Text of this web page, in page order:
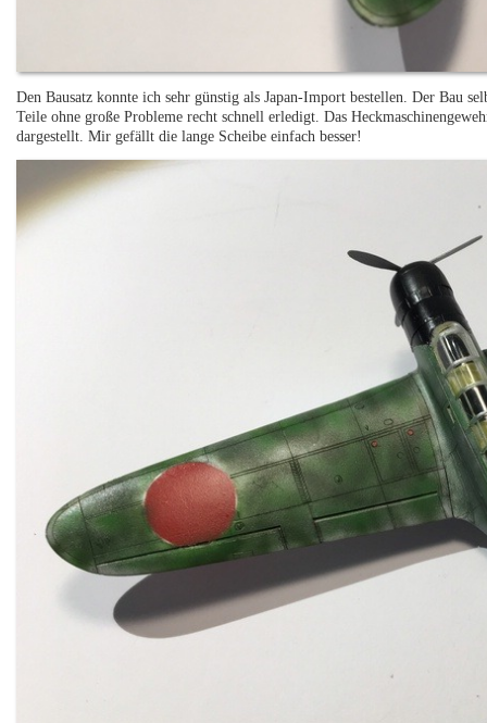
Den Bausatz konnte ich sehr günstig als Japan-Import bestellen. Der Bau
Teile ohne große Probleme recht schnell erledigt. Das
dargestellt. Mir gefällt die lange Scheibe einfach besser!